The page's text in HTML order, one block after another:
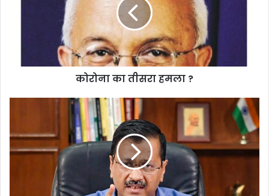
कोरोना का तीसरा हमला ?